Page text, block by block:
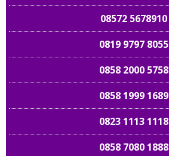
08572 5678910
0819 9797 8055
0858 2000 5758
0858 1999 1689
0823 1113 1118
0858 7080 1888